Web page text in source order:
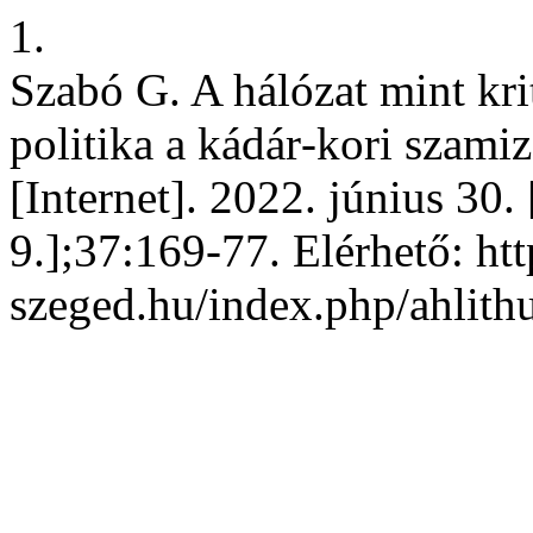
1.
Szabó G. A hálózat mint
politika a kádár‐kori
[Internet]. 2022. június 30.
9.];37:169-77. Elérhető:
szeged.hu/index.php/